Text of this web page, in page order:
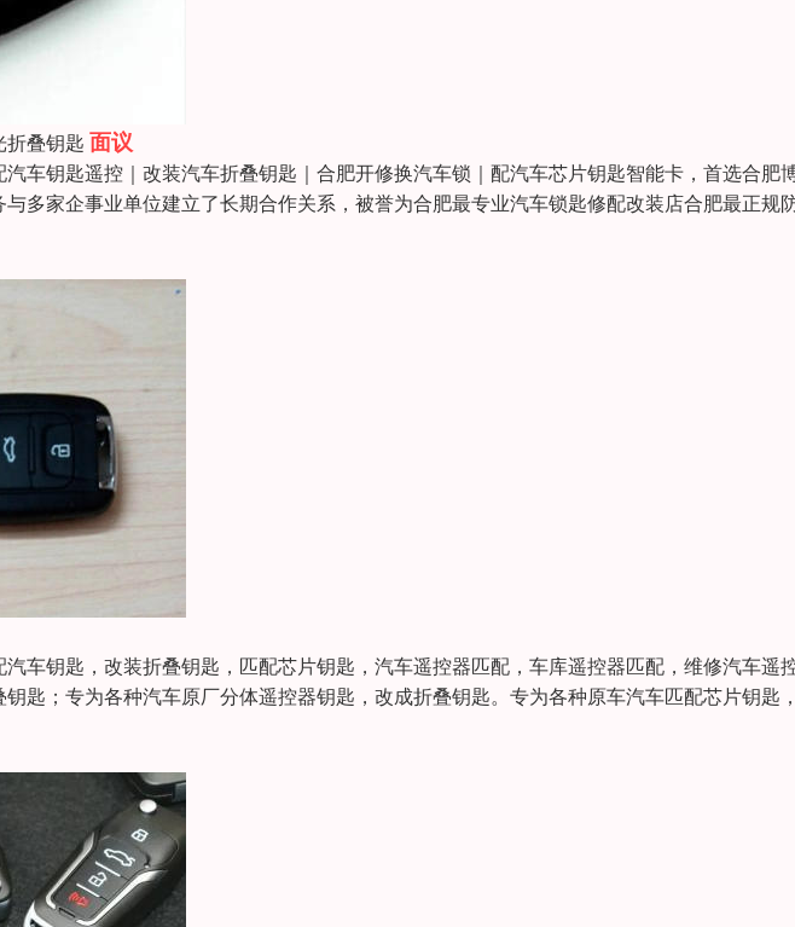
折叠钥匙 面议
匙遥控｜改装汽车折叠钥匙｜合肥开修换汽车锁｜配汽车芯片钥匙智能卡，首选合肥
多家企事业单位建立了长期合作关系，被誉为合肥最专业汽车锁匙修配改装店合肥最正规
车钥匙，改装折叠钥匙，匹配芯片钥匙，汽车遥控器匹配，车库遥控器匹配，维修汽车遥
匙；专为各种汽车原厂分体遥控器钥匙，改成折叠钥匙。专为各种原车汽车匹配芯片钥匙